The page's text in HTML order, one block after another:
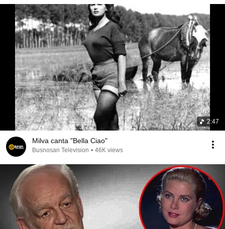
2:47
Milva canta "Bella Ciao"
Busnosan Television • 46K views